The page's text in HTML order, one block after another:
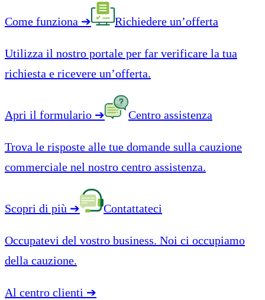
Come funziona ➔ Richiedere un’offerta
Utilizza il nostro portale per far verificare la tua
richiesta e ricevere un’offerta.
Apri il formulario ➔ Centro assistenza
Trova le risposte alle tue domande sulla cauzione
commerciale nel nostro centro assistenza.
Scopri di più ➔ Contattateci
Occupatevi del vostro business. Noi ci occupiamo
della cauzione.
Al centro clienti ➔